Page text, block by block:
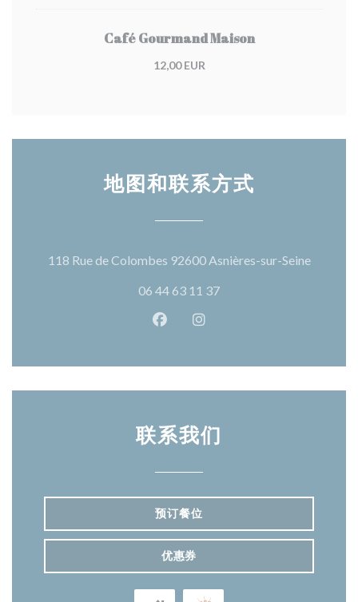
Café Gourmand Maison
12,00 EUR
地图和联系方式
118 Rue de Colombes 92600 Asnières-sur-Seine((在新
06 44 63 11 37
Facebook ((在新窗口中打开))
Instagram ((在新窗口中
联系我们
预订餐位
优惠券